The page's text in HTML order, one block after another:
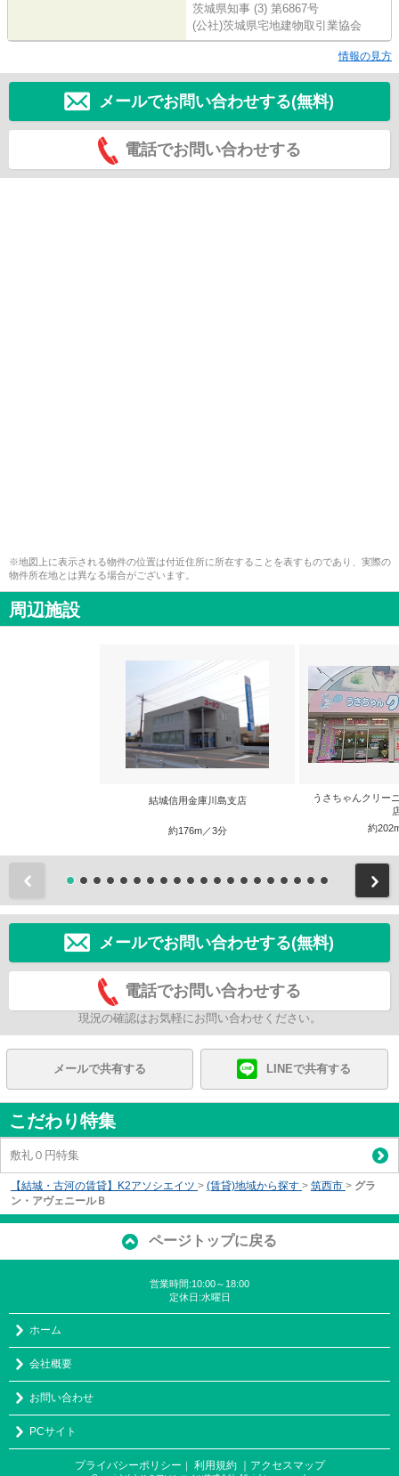
茨城県知事 (3) 第6867号
(公社)茨城県宅地建物取引業協会
情報の見方
メールでお問い合わせする(無料)
電話でお問い合わせする
※地図上に表示される物件の位置は付近住所に所在することを表すものであり、実際の
物件所在地とは異なる場合がございます。
周辺施設
結城信用金庫川島支店
約176m／3分
うさちゃんクリー
約
メールでお問い合わせする(無料)
電話でお問い合わせする
現況の確認はお気軽にお問い合わせください。
メールで共有する LINEで共有する
こだわり特集
敷礼０円特集
【結城・古河の賃貸】K2アソシエイツ > (賃貸)地域から探す > 筑西市 > グラ
ン・アヴェニールＢ
ページトップに戻る
営業時間:10:00～18:00
定休日:水曜日
ホーム
会社概要
お問い合わせ
PCサイト
プライバシーポリシー 利用規約 ｜アクセスマップ